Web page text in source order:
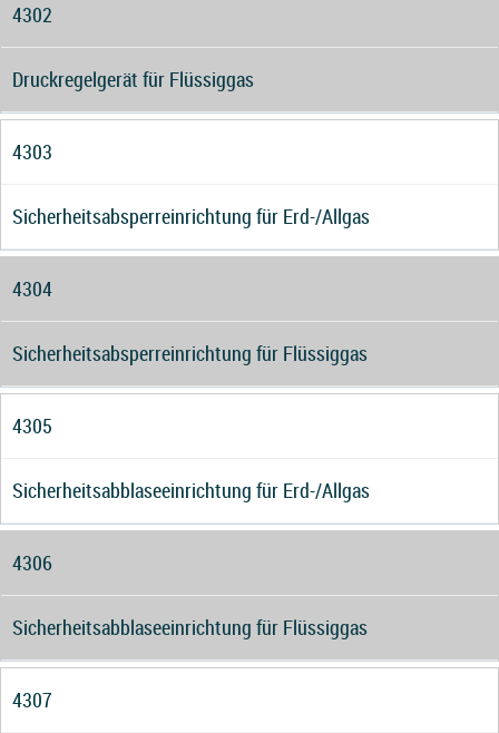
4302
Druckregelgerät für Flüssiggas
4303
Sicherheitsabsperreinrichtung für Erd-/Allgas
4304
Sicherheitsabsperreinrichtung für Flüssiggas
4305
Sicherheitsabblaseeinrichtung für Erd-/Allgas
4306
Sicherheitsabblaseeinrichtung für Flüssiggas
4307